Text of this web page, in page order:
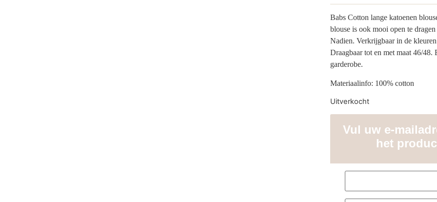
Babs Cotton lange katoenen
blouse is ook mooi open te
Nadien. Verkrijgbaar in de
Draagbaar tot en met maat 46/
garderobe.
Materiaalinfo: 100% cotton
Uitverkocht
Vul uw e-
het